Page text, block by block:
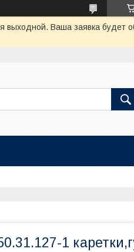
выходной. Ваша заявка будет
1